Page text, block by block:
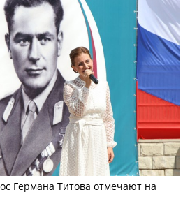
Германа Титова отмечают на